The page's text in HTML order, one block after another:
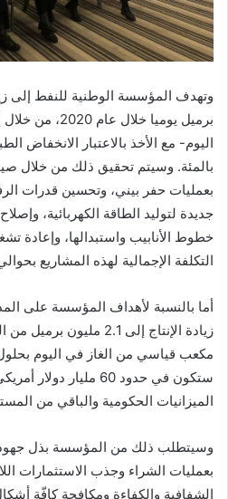
بالمئة. وسيتم تحقيق ذلك من خلال صيانة
بعمليات حفر بيني، وتحسين قدرات
جديدة لتوليد الطاقة الكهربائية،
خطوط الأنابيب واستبدالها، وإعادة
التكلفة الإجمالية لهذه المشاريع بحوالي 1.2 مليار دولار
أما بالنسبة لأهداف المؤسسة على
الميزانيات الحكومية والباقي من
وسيتطلب ذلك من المؤسسة بذل جهود
بعمليات الشراء وجذب الاستثمارات
الشفافية والكفاءة ومكافحة كافّة